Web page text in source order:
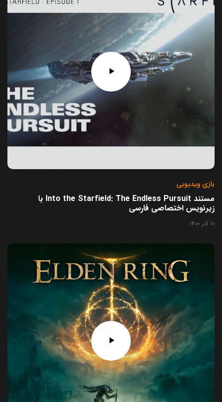
بازی ویدیویی
مستند Into the Starfield: The Endless Pursuit با
زیرنویس اختصاصی فارسی
10 آذر 1400